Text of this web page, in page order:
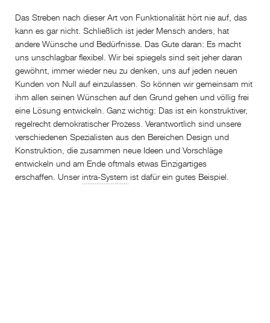
Das Streben nach dieser Art von Funktionalität hört nie auf, das
kann es gar nicht. Schließlich ist jeder Mensch anders, hat
andere Wünsche und Bedürfnisse. Das Gute daran: Es macht
uns unschlagbar flexibel. Wir bei spiegels sind seit jeher daran
gewöhnt, immer wieder neu zu denken, uns auf jeden neuen
Kunden von Null auf einzulassen. So können wir gemeinsam mit
ihm allen seinen Wünschen auf den Grund gehen und völlig frei
eine Lösung entwickeln. Ganz wichtig: Das ist ein konstruktiver,
regelrecht demokratischer Prozess. Verantwortlich sind unsere
verschiedenen Spezialisten aus den Bereichen Design und
Konstruktion, die zusammen neue Ideen und Vorschläge
entwickeln und am Ende oftmals etwas Einzigartiges
erschaffen. Unser intra-System ist dafür ein gutes Beispiel.